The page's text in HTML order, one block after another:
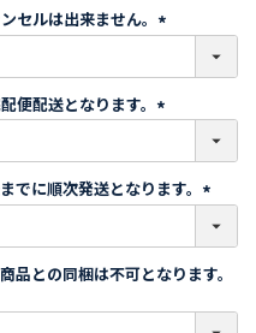
セルは出来ません。
必
)
便配送となります。
必
須
)
に順次発送となります。
必
須
)
品との同梱は不可となります。